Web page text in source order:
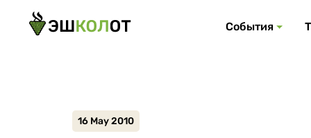
События
16 May 2010